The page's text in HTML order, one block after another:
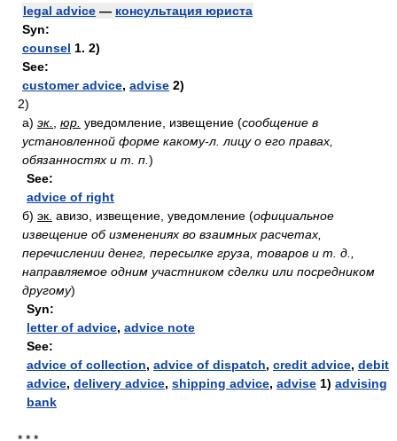
legal advice — консультация юриста
Syn:
counsel 1. 2)
See:
customer advice, advise 2)
2)
а) эк. юр. уведомление, извещение (сообщение в
установленной форме какому-л. лицу о его правах,
обязанностях и т. п. )
See:
advice of right
б) эк. авизо, извещение, уведомление (официальное
извещение об изменениях во взаимных расчетах,
перечислении денег, пересылке груза, товаров и т. д.,
направляемое одним участником сделки или посредником
другому)
Syn:
letter of advice, advice note
See:
advice of collection, advice of dispatch, credit advice, debit
advice, delivery advice, shipping advice, advise 1) advising
bank